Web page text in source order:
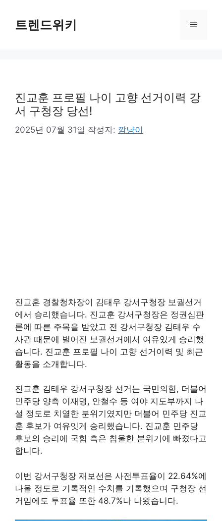
트렌드위키 메
진교훈 프로필 나이 고향 선거이력 강
서 구청장 당선!
2025년 07월 31일 작성자: 깜냥이
진교훈 경찰청차장이 김태우 강서구청장 보궐선거
에서 승리했습니다. 진교훈 강서구청장은 정권심판
론에 따른 주목을 받았고 전 강서구청장 김태우 수
사관 때문에 벌어진 보궐선거에서 여유있게 승리했
습니다. 진교훈 프로필 나이 고향 선거이력 및 최근
활동을 소개합니다.
진교훈 김태우 강서구청장 선거는 국민의힘, 더불어
민주당 양측 이재명, 안철수 등 여야 지도부까지 나
설 정도로 치열한 분위기였지만 더불어 민주당 진교
훈 후보가 여유잇게 승리했습니다. 진교훈 민주당
후보의 승리에 국힘 측은 침울한 분위기에 빠졌다고
합니다.
이번 강서구청장 재보선은 사전투표율이 22.64%에
나올 정도로 기록적인 수치를 기록했으며 구청장 선
거임에도 투표율 또한 48.7%나 나왔습니다.